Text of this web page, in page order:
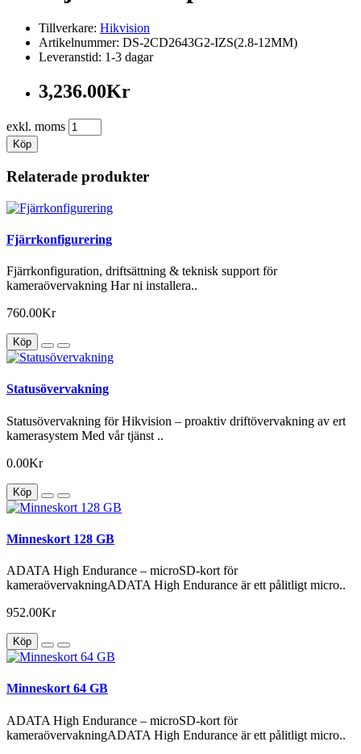
Tillverkare: Hikvision
Artikelnummer: DS-2CD2643G2-IZS(2.8-12MM)
Leveranstid: 1-3 dagar
3,236.00Kr
exkl. moms
Köp
Relaterade produkter
Fjärrkonfigurering
Fjärrkonfiguration, driftsättning & teknisk support för
kameraövervakning Har ni installera..
760.00Kr
Köp
Statusövervakning
Statusövervakning för Hikvision – proaktiv driftövervakning av ert
kamerasystem Med vår tjänst ..
0.00Kr
Köp
Minneskort 128 GB
ADATA High Endurance – microSD-kort för
kameraövervakningADATA High Endurance är ett pålitligt micro..
952.00Kr
Köp
Minneskort 64 GB
ADATA High Endurance – microSD-kort för
kameraövervakningADATA High Endurance är ett pålitligt micro..